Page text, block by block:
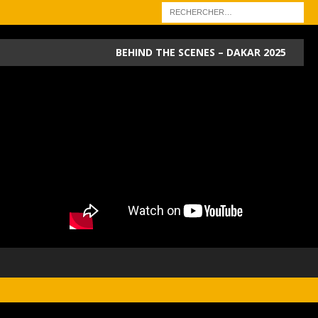
BEHIND THE SCENES – DAKAR 2025